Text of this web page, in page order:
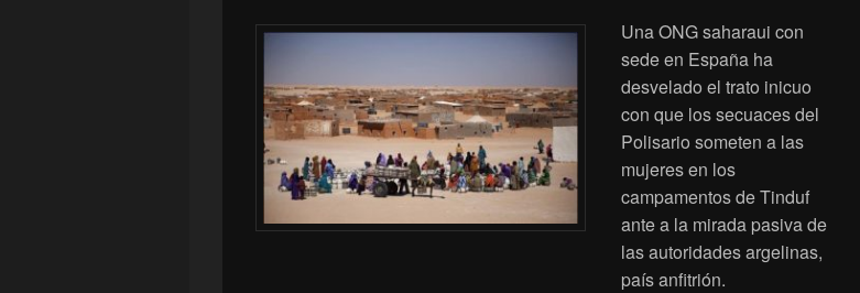
Una ONG saharaui con
sede en España ha
desvelado el trato inicuo
con que los secuaces del
Polisario someten a las
mujeres en los
campamentos de Tinduf
ante a la mirada pasiva de
las autoridades argelinas,
país anfitrión.